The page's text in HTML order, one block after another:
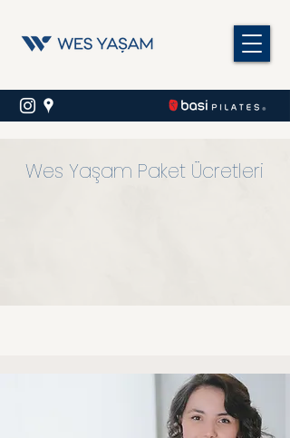
Wes Yaşam Paket Ücretleri